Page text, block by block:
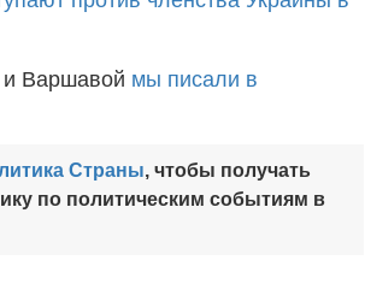
Варшавой мы писали в
Страны, чтобы получать
по политическим событиям в